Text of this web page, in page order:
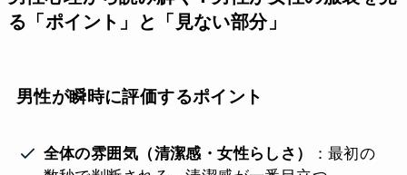
る「ポイント」と「見ない部分」
男性が瞬時に評価するポイント
全体の雰囲気（清潔感・女性らしさ）
：最初の